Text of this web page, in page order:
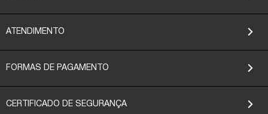
ATENDIMENTO
FORMAS DE PAGAMENTO
CERTIFICADO DE SEGURANÇA